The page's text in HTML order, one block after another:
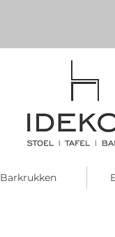
Barkrukken